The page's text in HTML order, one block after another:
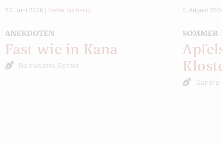
23. Juni 2026 Heiter bis heilig
ANEKDOTEN
Fast wie in Kana
Bernadette Spitzer
5. August
Sandra